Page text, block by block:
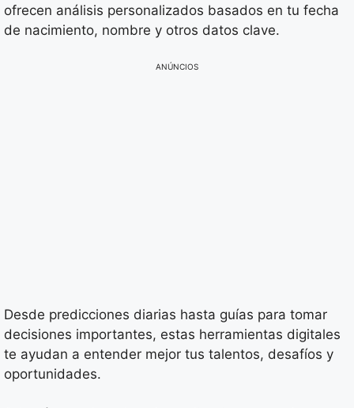
ofrecen análisis personalizados basados en tu fecha
de nacimiento, nombre y otros datos clave.
ANÚNCIOS
Desde predicciones diarias hasta guías para tomar
decisiones importantes, estas herramientas digitales
te ayudan a entender mejor tus talentos, desafíos y
oportunidades.